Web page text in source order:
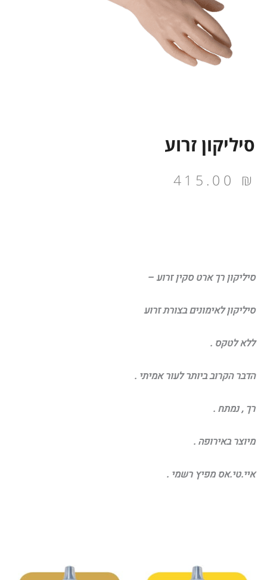
סיליקון זרוע
415.00 ₪
סיליקון רך ארט סקין זרוע –
סיליקון לאימונים בצורת זרוע
ללא לטקס .
הדבר הקרוב ביותר לעור אמיתי .
רך , נמתח .
מיוצר באירופה .
איי.טי.אס מפיץ רשמי .